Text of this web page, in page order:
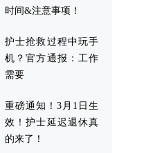
时间&注意事项！
护士抢救过程中玩手
机？官方通报：工作
需要
重磅通知！3月1日生
效！护士延迟退休真
的来了！